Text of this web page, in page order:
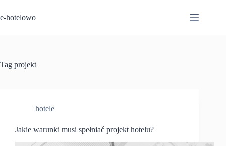
do
treści
e-hotelowo
Tag projekt
hotele
Jakie warunki musi spełniać projekt hotelu?